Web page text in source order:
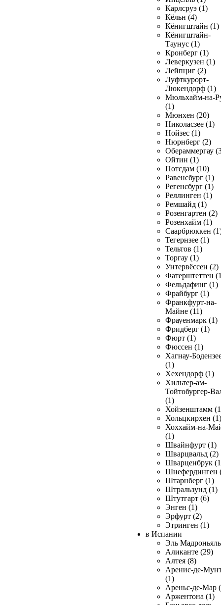
Карлсруэ (1)
Кёльн (4)
Кёнигштайн (1)
Кёнигштайн-
Таунус (1)
Кронберг (1)
Леверкузен (1)
Лейпциг (2)
Луфткурорт-
Люкендорф (1)
Мюльхайм-на-
(1)
Мюнхен (20)
Николасзее (1)
Нойзес (1)
Нюрнберг (2)
Обераммергау
Ойтин (1)
Потсдам (10)
Равенсбург (1)
Регенсбург (1)
Реллинген (1)
Ремшайд (1)
Розенгартен (2)
Розенхайм (1)
Саарбрюккен
Тегернзее (1)
Тельтов (1)
Торгау (1)
Унтервёссен (2)
Фатерштеттен
Фельдафинг (1)
Фрайбург (1)
Франкфурт-на-
Майне (11)
Фрауенмарк (1)
Фридберг (1)
Фюрт (1)
Фюссен (1)
Хагнау-
(1)
Хехендорф (1)
Хильтер-ам-
Тойтобургер-
(1)
Хойзенштамм
Хольцкирхен (1)
Хоххайм-на-
(1)
Швайнфурт (1)
Шварцвальд (2)
Шварценбрук
Шнефердинген
Штарнберг (1)
Штральзунд (1)
Штутгарт (6)
Энген (1)
Эрфурт (2)
Этринген (1)
в Испании
Эль
Аликанте (29)
Алтея (8)
Аренис-де-
(1)
Ареньс-де-Мар
Аржентона (1)